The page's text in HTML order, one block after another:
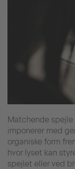
Matchende
imponerer med
organiske form
hvor lyset kan
spejlet eller ved